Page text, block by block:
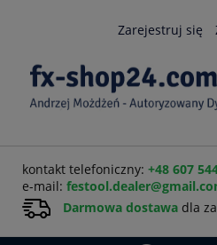
Zarejestruj się
kontakt telefoniczny: +48 607
e-mail:
Darmowa dostawa dla